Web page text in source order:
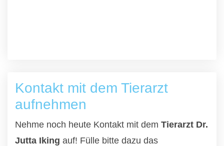
Kontakt mit dem Tierarzt
aufnehmen
Nehme noch heute Kontakt mit dem Tierarzt Dr.
Jutta Iking auf! Fülle bitte dazu das